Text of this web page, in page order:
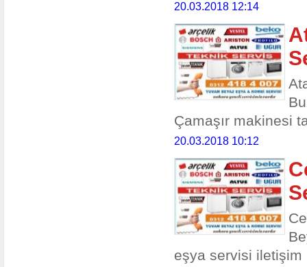
20.03.2018 12:14
Çamaşır makinesi
20.03.2018 10:12
eşya servisi iletişim